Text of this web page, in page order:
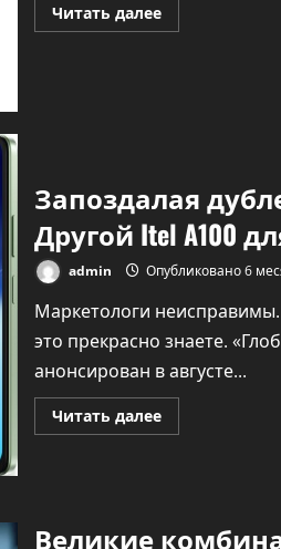
Читать далееПрочитать
больше
Запоздалая
Другой Itel A100
admin Опубликовано 6
Маркетологи
это прекрасно знаете.
анонсирован в августе...
Читать далееПрочитать
больше
для
Великие